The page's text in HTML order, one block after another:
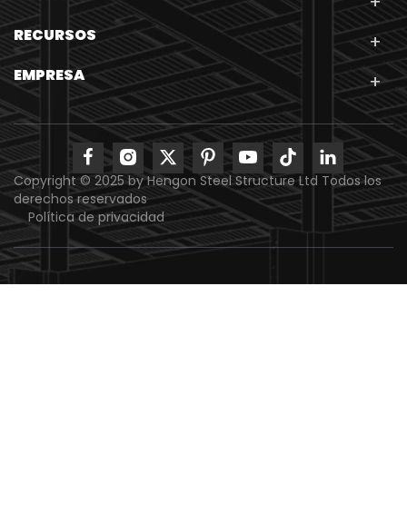
RECURSOS
EMPRESA
Copyright © 2025 by Hengon Steel Structure Ltd Todos los
derechos reservados
Política de privacidad